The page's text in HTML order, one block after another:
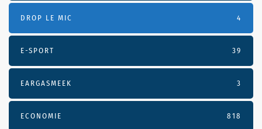
DROP LE MIC 4
E-SPORT 39
EARGASMEEK 3
ECONOMIE 818